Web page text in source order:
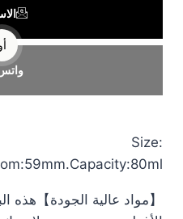
Size:
【مواد عالية الجودة】هذه